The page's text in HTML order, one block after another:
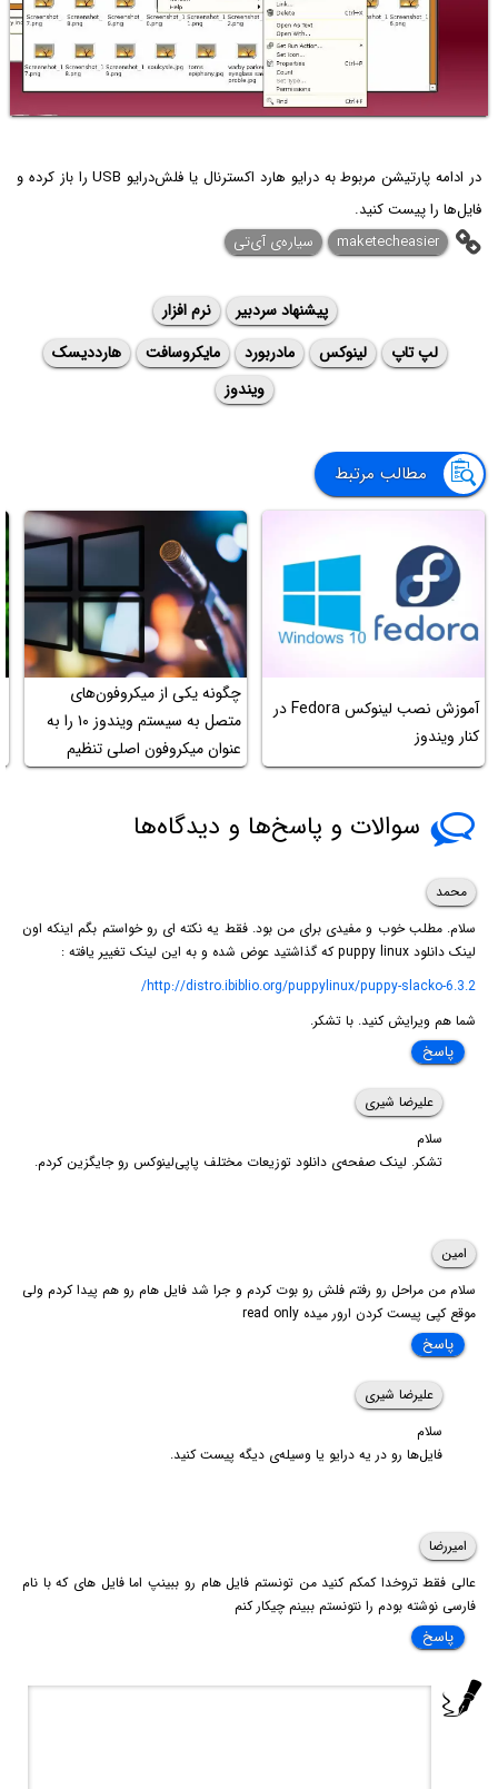
در ادامه پارتیشن مربوط به درایو هارد اکسترنال یا فلش‌درایو USB‌ را باز کرده و
فایل‌ها را پیست کنید.
maketecheasier
سیاره‌ی آی‌تی
پیشنهاد سردبیر
نرم افزار
لپ تاپ
لینوکس مادربورد مایکروسافت
هارددیسک
ویندوز
مطالب مرتبط
آموزش نصب لینوکس Fedora در
کنار ویندوز
چگونه یکی از میکروفون‌های
متصل به سیستم ویندوز ۱۰ را به
عنوان میکروفون اصلی تنظیم
کنیم؟
سوالات و پاسخ‌ها و دیدگاه‌ها
محمد
سلام. مطلب خوب و مفیدی برای من بود. فقط یه نکته ای رو خواستم بگم اینکه اون
لینک دانلود puppy linux که گذاشتید عوض شده و به این لینک تغییر یافته :
http://distro.ibiblio.org/puppylinux/puppy-slacko-6.3.2/
شما هم ویرایش کنید. با تشکر.
پاسخ
علیرضا شیری
سلام
تشکر. لینک صفحه‌ی دانلود توزیعات مختلف پاپی‌لینوکس رو جایگزین کردم.
امین
سلام من مراحل رو رفتم فلش رو بوت کردم و جرا شد فایل هام رو هم پیدا کردم ولی
موقع کپی پیست کردن ارور میده read only
پاسخ
علیرضا شیری
سلام
فایل‌ها رو در یه درایو یا وسیله‌ی دیگه پیست کنید.
امیررضا
عالی فقط تروخدا کمکم کنید من تونستم فایل هام رو ببینپ اما فایل های که با نام
فارسی نوشته بودم را نتونستم ببینم چیکار کنم
پاسخ